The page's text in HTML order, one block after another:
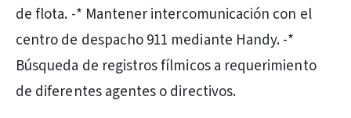
de flota. -* Mantener intercomunicación con el
centro de despacho 911 mediante Handy. -*
Búsqueda de registros fílmicos a requerimiento
de diferentes agentes o directivos.